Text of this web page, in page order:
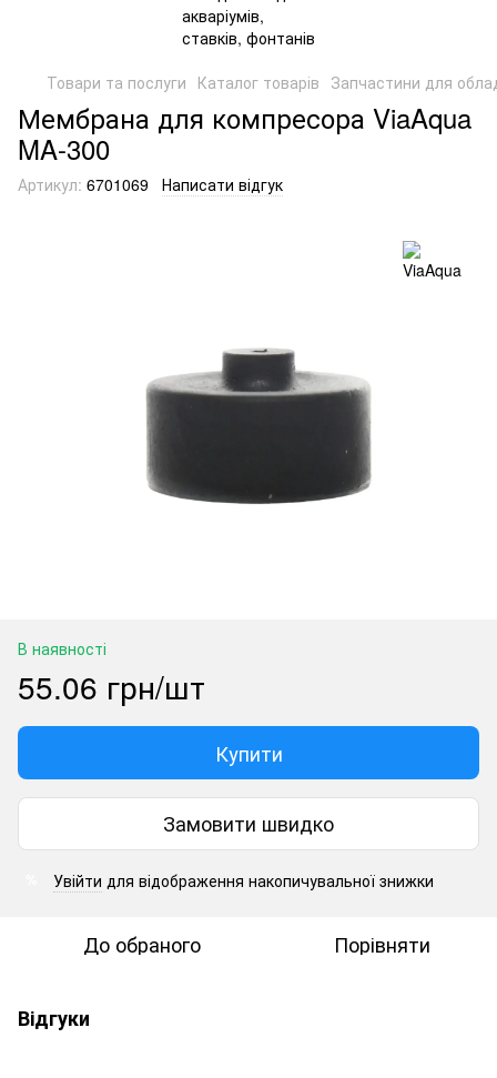
Товари та послуги Каталог товарів Запчастини для
Мембрана для компресора ViaAqua
MA-300
Артикул: 6701069 Написати відгук
В наявності
55.06 грн/шт
Купити
Замовити швидко
Увійти для відображення накопичувальної знижки
До обраного Порівняти
Відгуки